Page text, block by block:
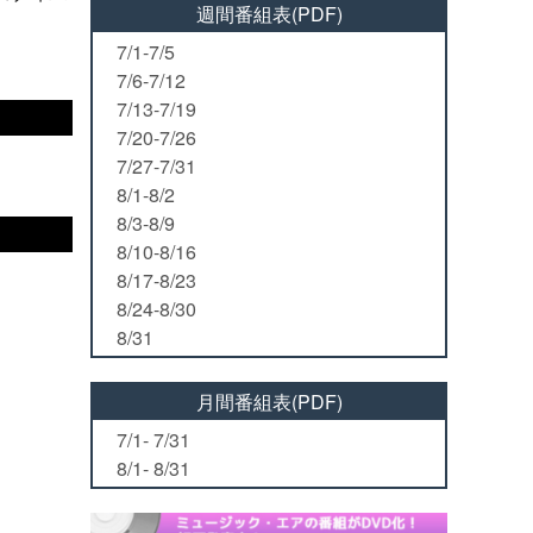
週間番組表(PDF)
7/1-7/5
7/6-7/12
7/13-7/19
7/20-7/26
7/27-7/31
8/1-8/2
8/3-8/9
8/10-8/16
8/17-8/23
8/24-8/30
8/31
月間番組表(PDF)
7/1- 7/31
8/1- 8/31